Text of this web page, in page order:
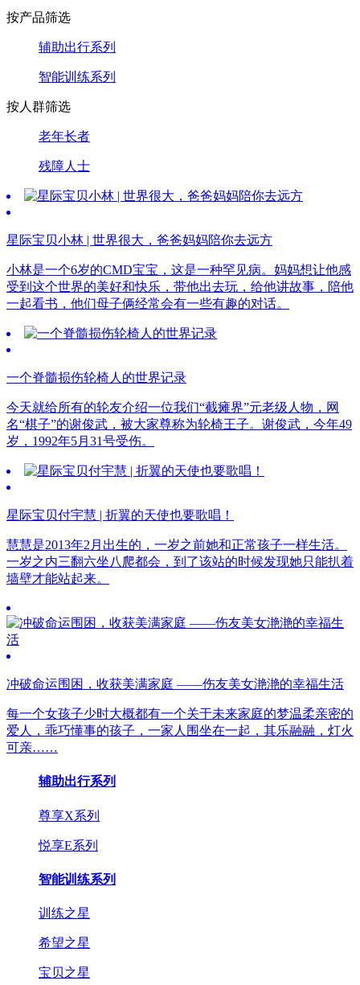
按产品筛选
辅助出行系列
智能训练系列
按人群筛选
老年长者
残障人士
星际宝贝小林 | 世界很大，爸爸妈妈陪你去远方
小林是一个6岁的CMD宝宝，这是一种罕见病。妈妈想让他感
受到这个世界的美好和快乐，带他出去玩，给他讲故事，陪他
一起看书，他们母子俩经常会有一些有趣的对话。
一个脊髓损伤轮椅人的世界记录
今天就给所有的轮友介绍一位我们“截瘫界”元老级人物，网
名“棋子”的谢俊武，被大家尊称为轮椅王子。谢俊武，今年49
岁，1992年5月31号受伤。
星际宝贝付宇慧 | 折翼的天使也要歌唱！
慧慧是2013年2月出生的，一岁之前她和正常孩子一样生活。
一岁之内三翻六坐八爬都会，到了该站的时候发现她只能扒着
墙壁才能站起来。
冲破命运围困，收获美满家庭 ——伤友美女滟滟的幸福生活
每一个女孩子少时大概都有一个关于未来家庭的梦温柔亲密的
爱人，乖巧懂事的孩子，一家人围坐在一起，其乐融融，灯火
可亲……
辅助出行系列
尊享X系列
悦享E系列
智能训练系列
训练之星
希望之星
宝贝之星